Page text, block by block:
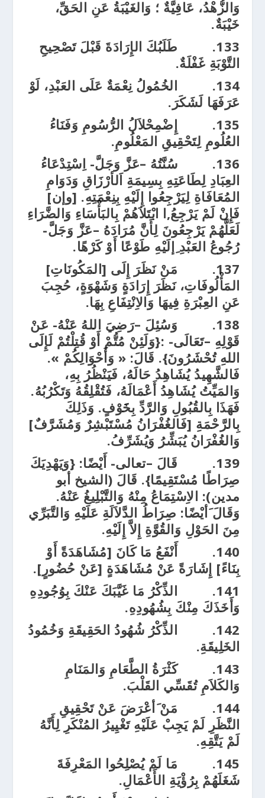
وَالزُّهْدُ، عَافِيَّةٌ ؛ وَالغَيْبَةُ عَنِ الحَقِّ،
خَيْبَةٌ.
133.
طَلَبُكَ الإِرَادَةَ قَبْلَ تَصْحِيحِ
التَّوْبَةِ غَفْلَةٌ.
134.
الخُمُولُ نِعْمَةٌ عَلَى العَبْدِ، لَوْ
عَرَفَهَا لَشَكَرَ.
135.
إِضْمِحْلاَلُ الرُّسُومِ وَفَنَاءُ
العُلُومِ لِتَحْقِيقِ المَعْلُومِ.
136.
سُنَّتُهُ –عَزَّ وَجَلَّ- اِسْتِدْعَاءُ
العِبَادِ لِطَاعَتِهِ بِسِيمَةِ اَلأرْزَاقِ وَدَوَامِ
المُعَافَاةِ لِيَرْجِعُوا إِلَيْهِ بِنِعْمَتِهِ. [وإن]
فَإِنْ لَمْ يَرْجِعُ,ا ابْتَلاَهُمْ بِالبَأْسَاءِ وَالضَّرَاءِ
لَعَلَّهُمْ يَرْجِعُونَ لِأَنَّ مُرَادَهُ –عَزَّ وَجَلَّ-
رُجُوعُ العَبْدِ ِإلَيْهِ طَوْعًا أَوْ كَرْهًا.
137.
مَنْ نَظَرَ إِلَى [المَكُونَاتِ]
المَأْلُوفَاتِ، نَظَرَ إِرَادَةٍ وَشَهْوَةٍ، حُجِبَ
عَنِ العِبْرَةِ فِيهَا وَالاِنْتِفَاعِ بِهَا.
138.
وَسُئِلَ –رَضِيَ اللهُ عَنْهُ- عَنْ
قَوْلِهِ –تَعَالَى- :{وَلَئِنْ مُتُّمْ أَوْ قُتِلْتُمْ لَإِلَى
اللهِ تُحْشَرُونَ}. قَالَ: « وَأَحْوَالِكُمْ ».
فَالشَّهِيدُ يُشَاهِدُ حَالَهُ، فَيَنْظُرُ بِهِ،
وَالمَيِّتُ يُشَاهِدُ أَعْمَالَهُ، فَتُقْلِقُهُ وَتَكْرُبُهُ.
فَهَذَا بِالقُبُولِ وَالرَّدِّ بِخََوْفٍ. وَذَلِكَ
بِالرَّحْمَةِ [فَالغُفْرَانُ مُسْتَبْشِرٌ وَمُشَرَّفٌ]
وَالغُفْرَانُ يُبَشِّرُ وَيُشَرِّفُ.
139.
قَالَ –تعالى- أَيْضًا: {وَيَهْدِيَكَ
صِرَاطًا مُسْتَقِيمًا}. قَالَ (الشيخ أبو
مدين): الاِسْتِمَاعُ مِنْهُ وَالتَّبْلِيغُ عَنْهُ.
وَقَالَ َأيْضًا: صِرَاطُ الدَّلاَلَةِ عَلَيْهِ وَالتَّبَرِّي
مِنَ الحَوْلِ وَالقُوَّةِ إِلاَّ إِلَيْهِ.
140.
أَنْفَعُ مَا كَانَ [مُشَاهَدَةً أَوْ
بِنَاءً] إِشَارَةً عَنْ مُشَاهَدَةٍ [عَنْ حُضُورٍ].
141.
الذِّكْرُ مَا غَيَّبَكَ عَنْكَ بِوُجُودِهِ
وَأَخَذَكَ مِنْكَ بِشُهُودِهِ.
142.
الذِّكْرُ شُهُودُ الحَقِيقَةِ وَخُمُودُ
الخَلِيقَةِ.
143.
كَثْرَةُ الطَّعَامِ وَالمَنَامِ
وَالكَلاَمِ تُقَسِّي القَلْبَ.
144.
مَنْ َأعْرَضَ عَنْ تَحْقِيقِ
النَّظَرِ لَمْ يَجِبْ عَلَيْهِ تَغْيِيرُ المُنْكَرِ لِأَنَّهُ
لَمْ يَتَّقِهِ.
145.
مَا لَمْ يُصْلِحُوا المَعْرِفَةَ
شَغَلَهُمْ بِرُؤْيَةِ الأَعْمَالِ.